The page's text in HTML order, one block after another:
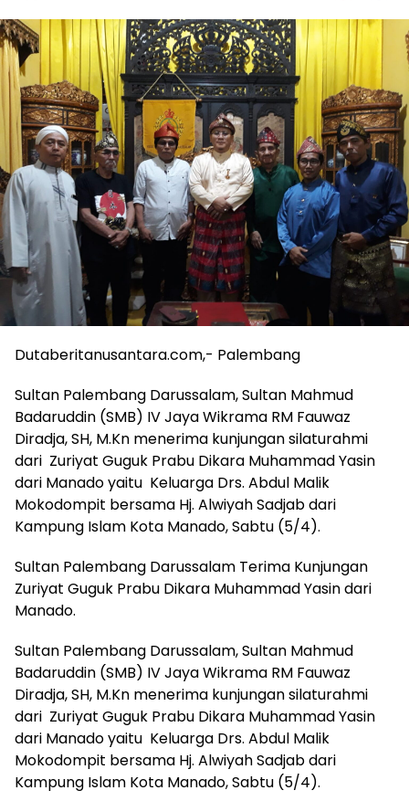
Dutaberitanusantara.com,- Palembang
Sultan Palembang Darussalam, Sultan Mahmud
Badaruddin (SMB) IV Jaya Wikrama RM Fauwaz
Diradja, SH, M.Kn menerima kunjungan silaturahmi
dari Zuriyat Guguk Prabu Dikara Muhammad Yasin
dari Manado yaitu Keluarga Drs. Abdul Malik
Mokodompit bersama Hj. Alwiyah Sadjab dari
Kampung Islam Kota Manado, Sabtu (5/4).
Sultan Palembang Darussalam Terima Kunjungan
Zuriyat Guguk Prabu Dikara Muhammad Yasin dari
Manado.
Sultan Palembang Darussalam, Sultan Mahmud
Badaruddin (SMB) IV Jaya Wikrama RM Fauwaz
Diradja, SH, M.Kn menerima kunjungan silaturahmi
dari Zuriyat Guguk Prabu Dikara Muhammad Yasin
dari Manado yaitu Keluarga Drs. Abdul Malik
Mokodompit bersama Hj. Alwiyah Sadjab dari
Kampung Islam Kota Manado, Sabtu (5/4).